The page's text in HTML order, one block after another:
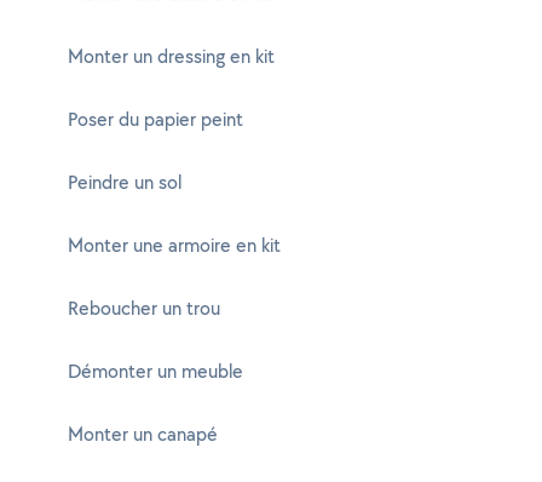
Monter un dressing en kit
Poser du papier peint
Peindre un sol
Monter une armoire en kit
Reboucher un trou
Démonter un meuble
Monter un canapé